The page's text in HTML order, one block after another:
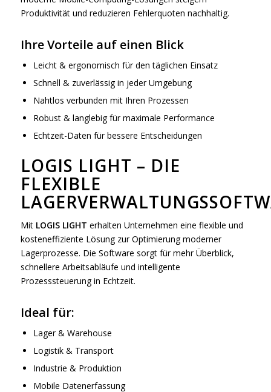
Produktivität und reduzieren Fehlerquoten nachhaltig.
Ihre Vorteile auf einen Blick
Leicht & ergonomisch für den täglichen Einsatz
Schnell & zuverlässig in jeder Umgebung
Nahtlos verbunden mit Ihren Prozessen
Robust & langlebig für maximale Performance
Echtzeit-Daten für bessere Entscheidungen
LOGIS LIGHT – DIE
FLEXIBLE
Mit LOGIS LIGHT erhalten Unternehmen eine flexible und
kosteneffiziente Lösung zur Optimierung moderner
Lagerprozesse. Die Software sorgt für mehr Überblick,
schnellere Arbeitsabläufe und intelligente
Prozesssteuerung in Echtzeit.
Ideal für:
Lager & Warehouse
Logistik & Transport
Industrie & Produktion
Mobile Datenerfassung